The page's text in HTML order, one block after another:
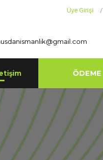
Üye Girişi /
ÖDEME